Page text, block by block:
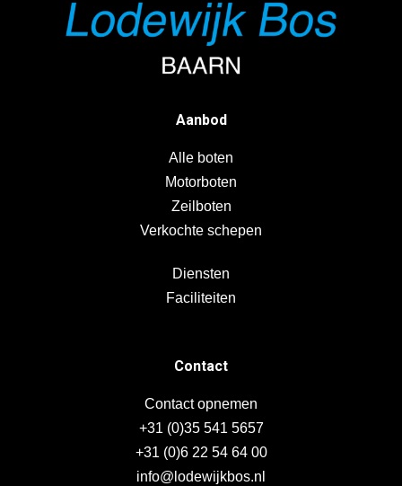
Aanbod
Alle boten
Motorboten
Zeilboten
Verkochte schepen
Diensten
Faciliteiten
Contact
Contact opnemen
+31 (0)35 541 5657
+31 (0)6 22 54 64 00
info@lodewijkbos.nl